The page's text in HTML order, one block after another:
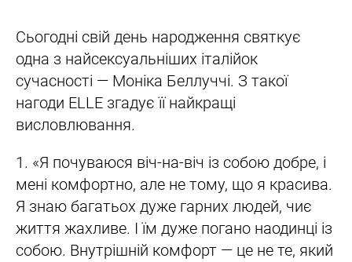
Сьогодні свій день народження святкує
одна з найсексуальніших італійок
сучасності — Моніка Беллуччі. З такої
нагоди ELLE згадує її найкращі
висловлювання.
1. «Я почуваюся віч-на-віч із собою добре, і
мені комфортно, але не тому, що я красива.
Я знаю багатьох дуже гарних людей, чиє
життя жахливе. І їм дуже погано наодинці із
собою. Внутрішній комфорт — це не те, який